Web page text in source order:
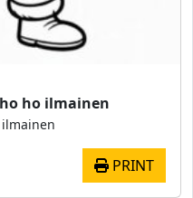
ho ilmainen
PRINT